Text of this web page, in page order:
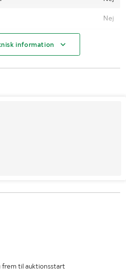
Nej
2025-02-24
information
til auktionsstart